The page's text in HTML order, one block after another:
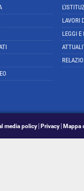
LAVORI
LEGGI E
media policy Privacy Mappa